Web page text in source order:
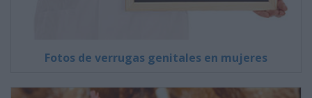
Fotos de verrugas genitales en mujeres